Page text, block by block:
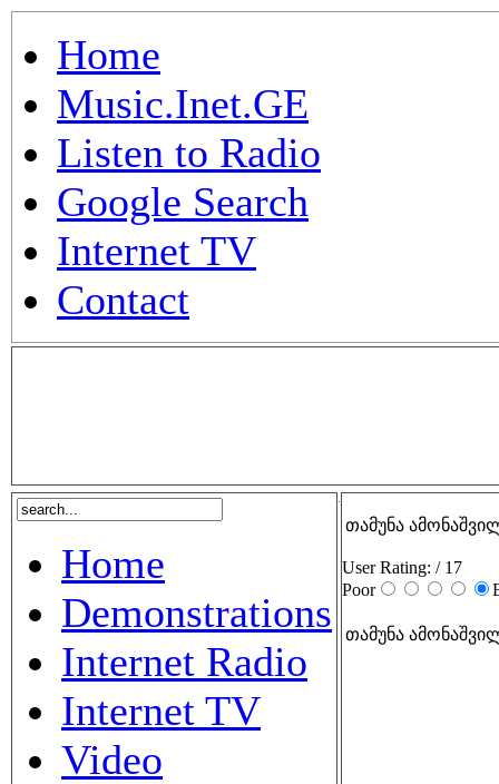
Home
Music.Inet.GE
Listen to Radio
Google Search
Internet TV
Contact
Home
Demonstrations
Internet Radio
Internet TV
Video
თამუნა
User Rating: / 17
Poor
თამუნა